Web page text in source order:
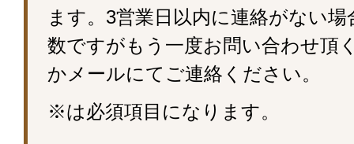
ます。3営業日以内に連絡がない場
数ですがもう一度お問い合わせ頂
かメールにてご連絡ください。
※は必須項目になります。